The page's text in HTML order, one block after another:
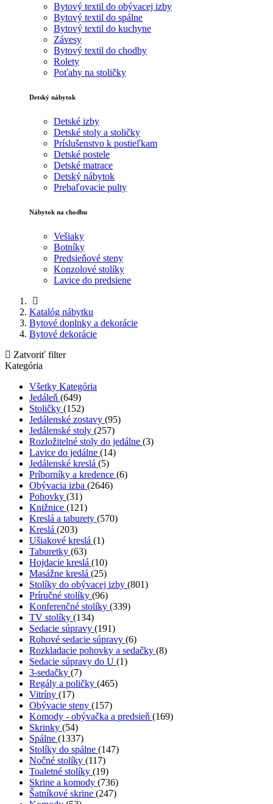
Bytový textil do obývacej izby
Bytový textil do spálne
Bytový textil do kuchyne
Závesy
Bytový textil do chodby
Rolety
Poťahy na stoličky
Detský nábytok
Detské izby
Detské stoly a stoličky
Príslušenstvo k postieľkam
Detské postele
Detské matrace
Detský nábytok
Prebaľovacie pulty
Nábytok na chodbu
Vešiaky
Botníky
Predsieňové steny
Konzolové stolíky
Lavice do predsiene
Katalóg nábytku
Bytové doplnky a dekorácie
Bytové dekorácie
Zatvoriť filter
Kategória
Všetky Kategória
Jedáleň (649)
Stoličky (152)
Jedálenské zostavy (95)
Jedálenské stoly (257)
Rozložitelné stoly do jedálne (3)
Lavice do jedálne (14)
Jedálenské kreslá (5)
Príborníky a kredence (6)
Obývacia izba (2646)
Pohovky (31)
Knižnice (121)
Kreslá a taburety (570)
Kreslá (203)
Ušiakové kreslá (1)
Taburetky (63)
Hojdacie kreslá (10)
Masážne kreslá (25)
Stolíky do obývacej izby (801)
Príručné stolíky (96)
Konferenčné stolíky (339)
TV stolíky (134)
Sedacie súpravy (191)
Rohové sedacie súpravy (6)
Rozkladacie pohovky a sedačky (8)
Sedacie súpravy do U (1)
3-sedačky (7)
Regály a poličky (465)
Vitríny (17)
Obývacie steny (157)
Komody - obývačka a predsieň (169)
Skrinky (54)
Spálne (1337)
Stolíky do spálne (147)
Nočné stolíky (117)
Toaletné stolíky (19)
Skrine a komody (736)
Šatníkové skrine (247)